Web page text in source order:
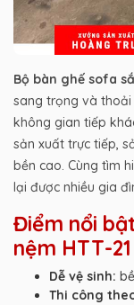
Bộ bàn ghế sofa
sang trọng và thoải
không gian tiếp
sản xuất trực tiếp,
bền cao. Cùng tìm
lại được nhiều gia
Điểm nổi
nệm HTT-21
Dễ vệ sinh:
Thi công